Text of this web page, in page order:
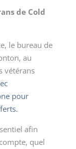
de Cold
le bureau de
au
vétérans
pour
afin
quel